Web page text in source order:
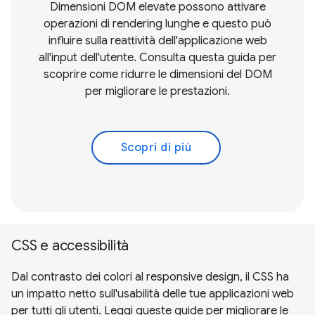
Dimensioni DOM elevate possono attivare
operazioni di rendering lunghe e questo può
influire sulla reattività dell'applicazione web
all'input dell'utente. Consulta questa guida per
scoprire come ridurre le dimensioni del DOM
per migliorare le prestazioni.
Scopri di più
CSS e accessibilità
Dal contrasto dei colori al responsive design, il CSS ha
un impatto netto sull'usabilità delle tue applicazioni web
per tutti gli utenti. Leggi queste guide per migliorare le